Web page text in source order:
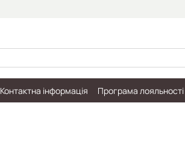
Контактна інформація Програма лояльності